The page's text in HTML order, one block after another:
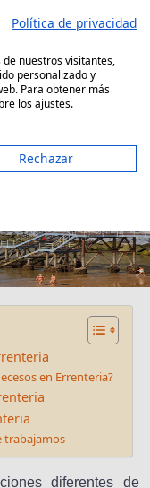
en Errenteria?
trabajamos
diferentes de
Política de privacidad
nuestros visitantes,
personalizado y
Para obtener más
los ajustes.
Rechazar